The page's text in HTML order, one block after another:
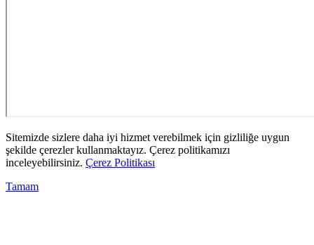
Sitemizde sizlere daha iyi hizmet verebilmek için gizliliğe uygun
şekilde çerezler kullanmaktayız. Çerez politikamızı
inceleyebilirsiniz. Çerez Politikası
Tamam